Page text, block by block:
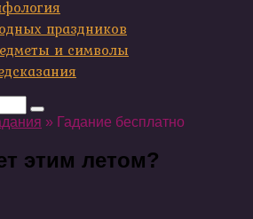
праздников
и символы
» Гадание бесплатно
этим летом?